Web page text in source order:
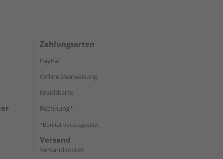
Zahlungsarten
PayPal
Onlineüberweisung
Kreditkarte
Rechnung*
*Bonität vorausgesetzt
Versand
Versandkosten